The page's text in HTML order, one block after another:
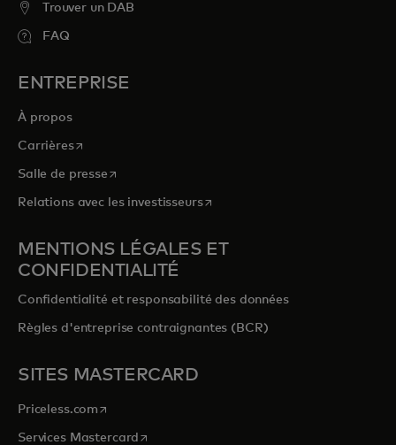
Trouver un DAB
FAQ
ENTREPRISE
À propos
Carrièress’ouvre dans un nouvel onglet
Salle de presses’ouvre dans un nouvel onglet
Relations avec les investisseurss’ouvre dans un nouvel onglet
MENTIONS LÉGALES ET
CONFIDENTIALITÉ
Confidentialité et responsabilité des données
Règles d'entreprise contraignantes (BCR)
SITES MASTERCARD
Priceless.com s’ouvre dans un nouvel onglet
Services Mastercard s’ouvre dans un nouvel onglet